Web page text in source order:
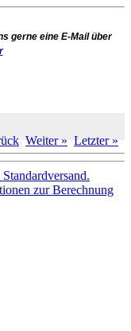
gerne eine E-Mail über
Weiter » Letzter »
zur Berechnung